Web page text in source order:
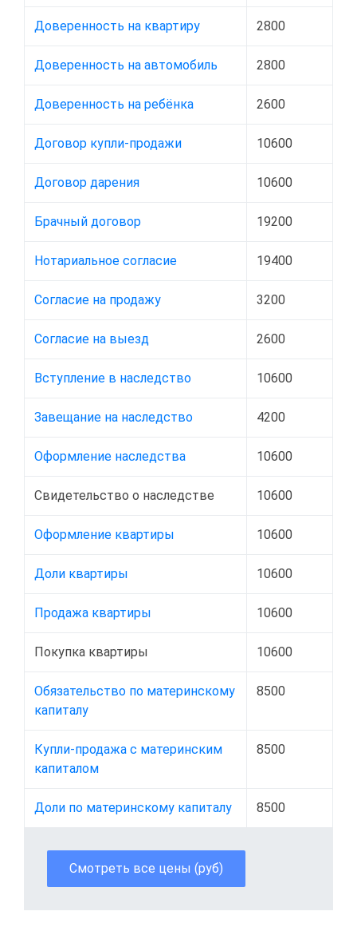
Доверенность на квартиру 2800
Доверенность на автомобиль 2800
Доверенность на ребёнка 2600
Договор купли-продажи 10600
Договор дарения 10600
Брачный договор 19200
Нотариальное согласие 19400
Согласие на продажу 3200
Согласие на выезд 2600
Вступление в наследство 10600
Завещание на наследство 4200
Оформление наследства 10600
Свидетельство о наследстве 10600
Оформление квартиры 10600
Доли квартиры 10600
Продажа квартиры 10600
Покупка квартиры 10600
Обязательство по материнскому
капиталу
8500
Купли-продажа с материнским
капиталом
8500
Доли по материнскому капиталу 8500
Смотреть все цены (руб)